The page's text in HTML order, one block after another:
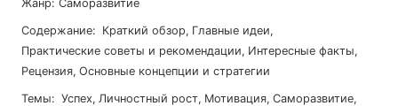
Жанр: Саморазвитие
Содержание: Краткий обзор, Главные идеи,
Практические советы и рекомендации, Интересные факты,
Рецензия, Основные концепции и стратегии
Темы: успех, личностный рост, мотивация, саморазвитие,